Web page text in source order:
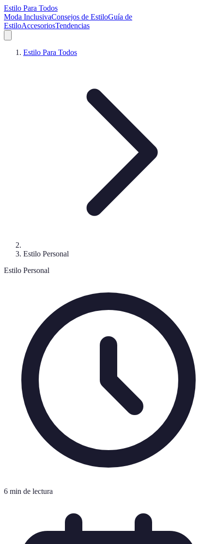
Estilo Para Todos
Moda InclusivaConsejos de EstiloGuía de
EstiloAccesoriosTendencias
Estilo Para Todos
Estilo Personal
Estilo Personal
6 min de lectura